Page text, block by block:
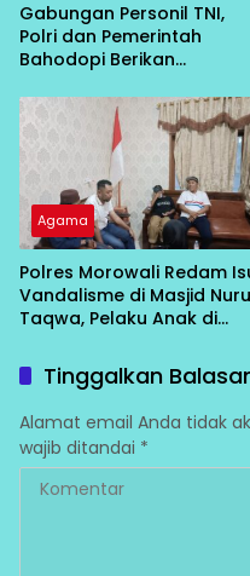
Gabungan Personil TNI,
Polri dan Pemerintah
Bahodopi Berikan
Pelayanan Bagi Pemudik
Agama
Polres Morowali Redam
Vandalisme di Masjid
Taqwa, Pelaku Anak di
Tinggalkan
Alamat email Anda tidak
wajib ditandai *